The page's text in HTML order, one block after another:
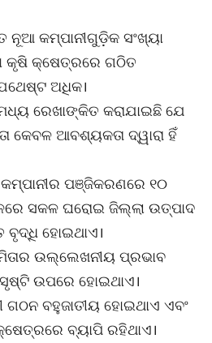
ନୂଆ କମ୍ପାନୀଗୁଡ଼ିକ ସଂଖ୍ୟା
କୃଷି କ୍ଷେତ୍ରରେ ଗଠିତ
ଅଧିକ।
ରେଖାଙ୍କିତ କରାଯାଇଛି ଯେ
ଆବଶ୍ୟକତା ଦ୍ୱାରା ହିଁ
ପଞ୍ଜିକରଣରେ ୧୦
ସକଳ ଘରୋଇ ଜିଲ୍ଲା ଉତ୍ପାଦ
ବୃଦ୍ଧି ହୋଇଥାଏ।
ଉଲ୍ଲେଖନୀୟ ପ୍ରଭାବ
ଉପରେ ହୋଇଥାଏ।
ଗଠନ ବହୁଜାତୀୟ ହୋଇଥାଏ ଏବଂ
ବ୍ୟାପି ରହିଥାଏ।